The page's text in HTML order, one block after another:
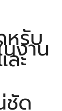
หรับ
งาน
ะ
ชัด